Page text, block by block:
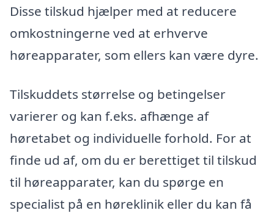
Disse tilskud hjælper med at reducere
omkostningerne ved at erhverve
høreapparater, som ellers kan være dyre.
Tilskuddets størrelse og betingelser
varierer og kan f.eks. afhænge af
høretabet og individuelle forhold. For at
finde ud af, om du er berettiget til tilskud
til høreapparater, kan du spørge en
specialist på en høreklinik eller du kan få